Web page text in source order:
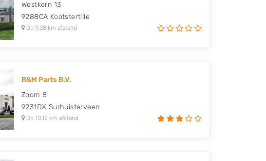
Westkern 13
9288CA Kootstertille
Op 9,08 km afstand
B&M Parts B.V.
Zoom 8
9231DX Surhuisterveen
Op 10,12 km afstand